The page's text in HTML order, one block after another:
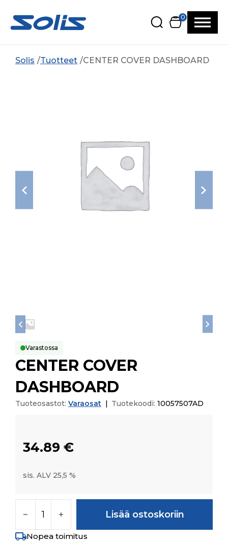
0
Solis Tuotteet CENTER COVER DASHBOARD
Varastossa
CENTER COVER
DASHBOARD
Tuoteosastot: Varaosat Tuotekoodi: 10057507AD
34.89 €
sis. ALV 25,5 %
Lisää ostoskoriin
Nopea toimitus